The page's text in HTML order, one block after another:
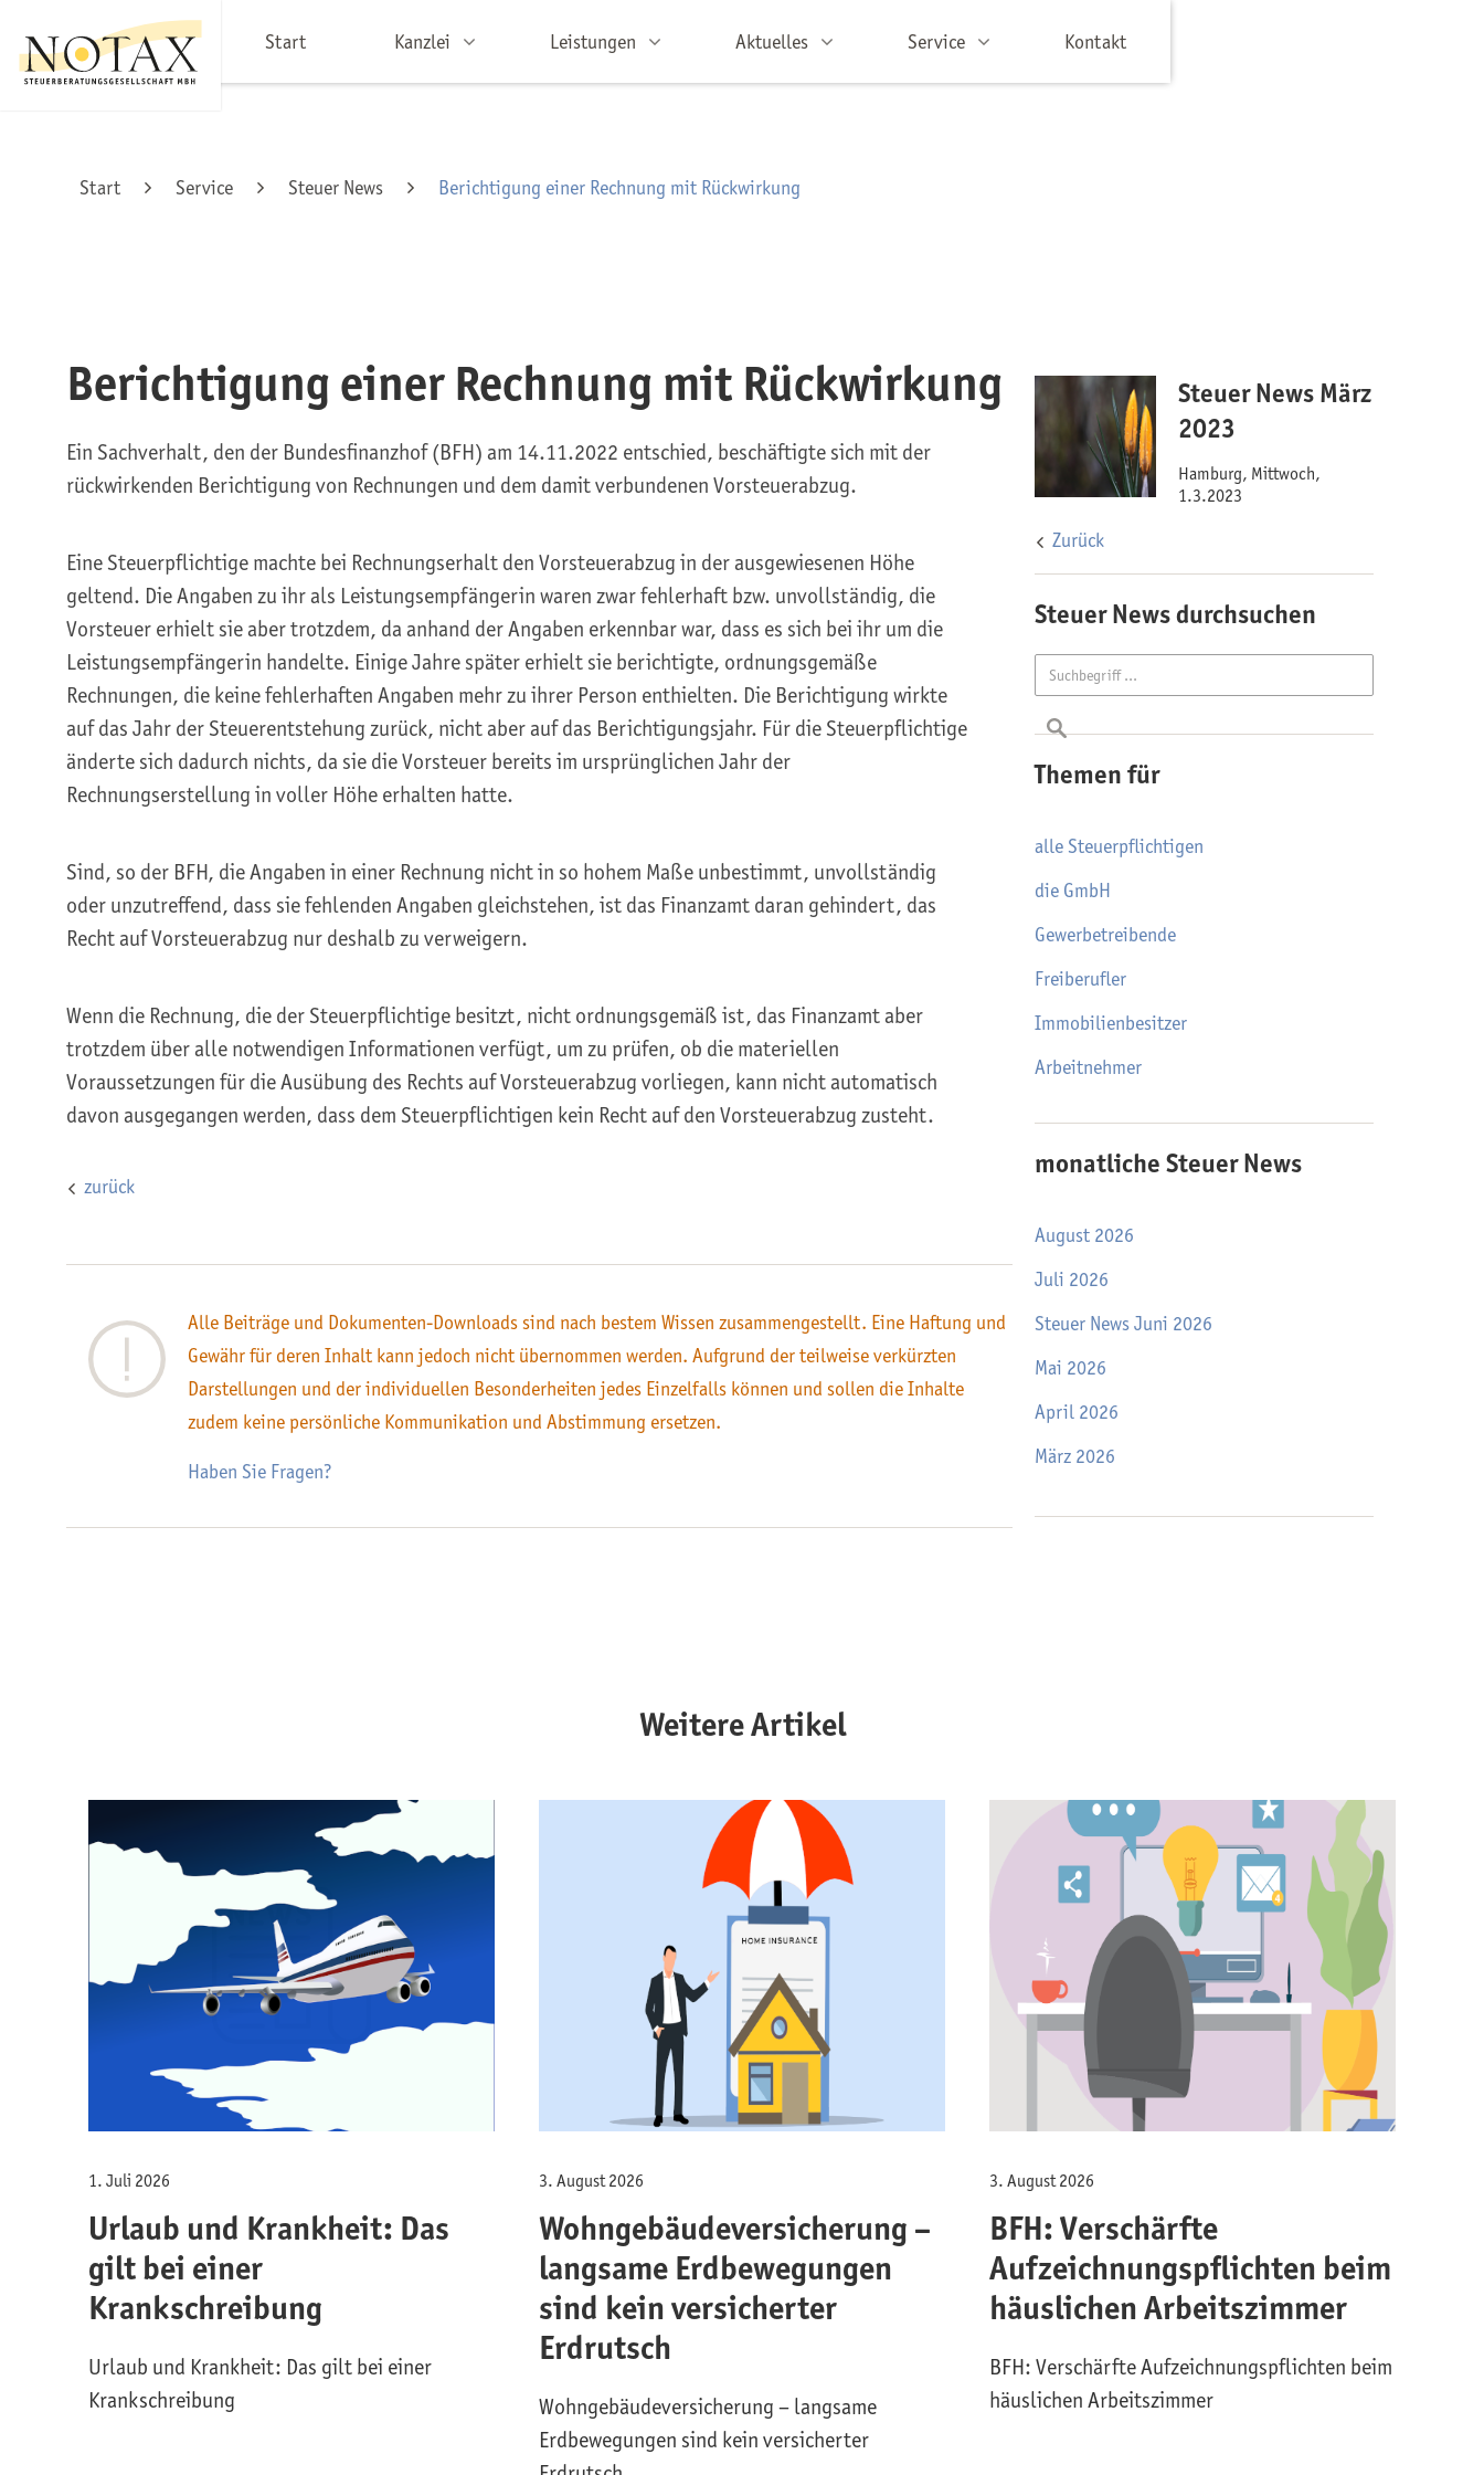
Start Kanzlei Leistungen Aktuelles Service Kontakt
Start Service Steuer News Berichtigung einer Rechnung mit Rückwirkung
Berichtigung einer Rechnung mit Rückwirkung
Ein Sachverhalt, den der Bundesfinanzhof (BFH) am 14.11.2022 entschied, beschäftigte sich mit der
rückwirkenden Berichtigung von Rechnungen und dem damit verbundenen Vorsteuerabzug.
Eine Steuerpflichtige machte bei Rechnungserhalt den Vorsteuerabzug in der ausgewiesenen Höhe
geltend. Die Angaben zu ihr als Leistungsempfängerin waren zwar fehlerhaft bzw. unvollständig, die
Vorsteuer erhielt sie aber trotzdem, da anhand der Angaben erkennbar war, dass es sich bei ihr um die
Leistungsempfängerin handelte. Einige Jahre später erhielt sie berichtigte, ordnungsgemäße
Rechnungen, die keine fehlerhaften Angaben mehr zu ihrer Person enthielten. Die Berichtigung wirkte
auf das Jahr der Steuerentstehung zurück, nicht aber auf das Berichtigungsjahr. Für die Steuerpflichtige
änderte sich dadurch nichts, da sie die Vorsteuer bereits im ursprünglichen Jahr der
Rechnungserstellung in voller Höhe erhalten hatte.
Sind, so der BFH, die Angaben in einer Rechnung nicht in so hohem Maße unbestimmt, unvollständig
oder unzutreffend, dass sie fehlenden Angaben gleichstehen, ist das Finanzamt daran gehindert, das
Recht auf Vorsteuerabzug nur deshalb zu verweigern.
Wenn die Rechnung, die der Steuerpflichtige besitzt, nicht ordnungsgemäß ist, das Finanzamt aber
trotzdem über alle notwendigen Informationen verfügt, um zu prüfen, ob die materiellen
Voraussetzungen für die Ausübung des Rechts auf Vorsteuerabzug vorliegen, kann nicht automatisch
davon ausgegangen werden, dass dem Steuerpflichtigen kein Recht auf den Vorsteuerabzug zusteht.
zurück
Alle Beiträge und Dokumenten-Downloads sind nach bestem Wissen zusammengestellt. Eine Haftung und
Gewähr für deren Inhalt kann jedoch nicht übernommen werden. Aufgrund der teilweise verkürzten
Darstellungen und der individuellen Besonderheiten jedes Einzelfalls können und sollen die Inhalte
zudem keine persönliche Kommunikation und Abstimmung ersetzen.
Haben Sie Fragen?
Steuer News März
2023
Hamburg, Mittwoch,
1.3.2023
Zurück
Steuer News durchsuchen
Themen für
alle Steuerpflichtigen
die GmbH
Gewerbetreibende
Freiberufler
Immobilienbesitzer
Arbeitnehmer
monatliche Steuer News
August 2026
Juli 2026
Steuer News Juni 2026
Mai 2026
April 2026
März 2026
Weitere Artikel
1. Juli 2026
Urlaub und Krankheit: Das
gilt bei einer
Krankschreibung
Urlaub und Krankheit: Das gilt bei einer
Krankschreibung
3. August 2026
Wohngebäude­versicherung –
langsame Erdbewegungen
sind kein versicherter
Erdrutsch
Wohngebäude­versicherung – langsame
Erdbewegungen sind kein versicherter
3. August 2026
BFH: Verschärfte
Aufzeichnungspflichten beim
häuslichen Arbeitszimmer
BFH: Verschärfte Aufzeichnungspflichten beim
häuslichen Arbeitszimmer